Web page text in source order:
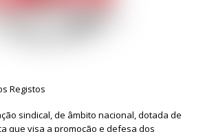
Registos
sindical, de âmbito nacional, dotada de
que visa a promoção e defesa dos